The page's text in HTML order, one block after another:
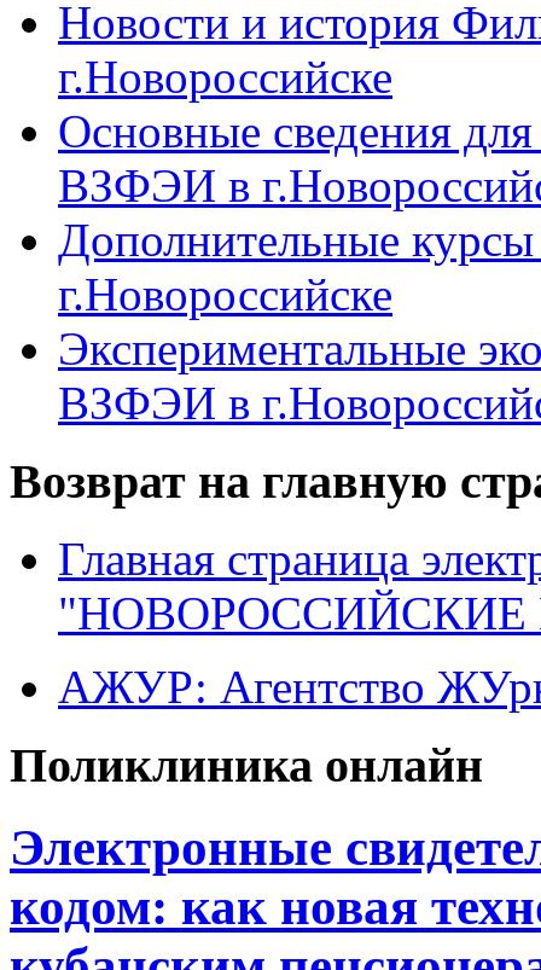
Новости и история
г.Новороссийске
Основные сведения
ВЗФЭИ в
Дополнительные
г.Новороссийске
Экспериментальные
ВЗФЭИ в
Возврат на главную
Главная страница
"НОВОРОССИЙСКИЕ
АЖУР: Агентство
Поликлиника онлайн
Электронные
кодом: как новая